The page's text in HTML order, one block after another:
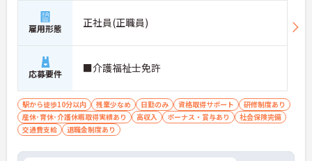
雇用形態 正社員(正職員)
応募要件 ■介護福祉士免許
駅から徒歩10分以内 残業少なめ 日勤のみ 資格取得サポート
研修制度あり
産休･育休･介護休暇取得実績あり
高収入 ボーナス・賞与あり
社会保険完備
交通費支給
退職金制度あり